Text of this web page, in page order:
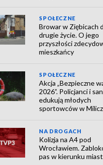
SPOŁECZNE
Browar w Ziębicach
drugie życie. O jego
przyszłości
mieszkańcy
SPOŁECZNE
Akcja „Bezpieczne
2026”. Policjanci i
edukują młodych
sportowców w
NA DROGACH
Kolizja na A4 pod
Wrocławiem.
pas w kierunku